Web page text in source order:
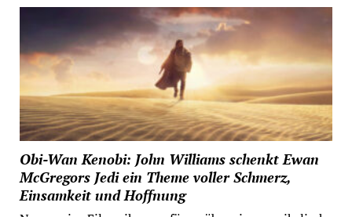
Obi-Wan Kenobi: John Williams schenkt Ewan
McGregors Jedi ein Theme voller Schmerz,
Einsamkeit und Hoffnung